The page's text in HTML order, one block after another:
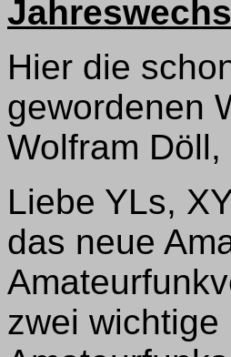
Hier die
gewordenen
Wolfram
Liebe YLs,
das neue
zwei